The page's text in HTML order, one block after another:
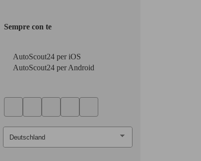
Sempre con te
AutoScout24 per iOS
AutoScout24 per Android